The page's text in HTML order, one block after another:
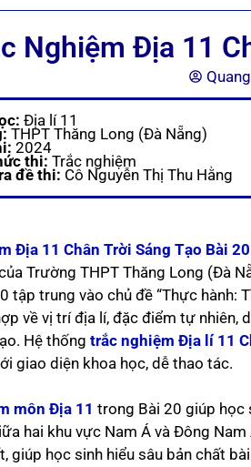
Nghiệm Địa 11
Địa lí 11
THPT Thăng Long (Đà Nẵng)
2024
thi:Trắc nghiệm
đề thi: Cô Nguyễn Thị Thu Hằng
Địa 11 Chân Trời Sáng Tạo Bài 20
Trường THPT Thăng Long (Đà
tập trung vào chủ đề “Thực hành:
về vị trí địa lí, đặc điểm tự nhiên,
Hệ thống trắc nghiệm Địa lí 11
giao diện khoa học, dễ thao tác.
môn Địa 11 trong Bài 20 giúp học
hai khu vực Nam Á và Đông
giúp học sinh hiểu sâu bản chất